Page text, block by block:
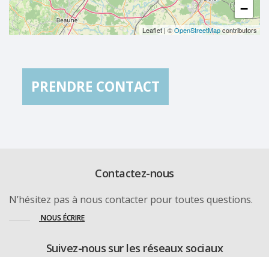
−
Leaflet | ©OpenStreetMapcontributors
PRENDRE CONTACT
Contactez-nous
N’hésitez pas à nous contacter pour toutes questions.
NOUS ÉCRIRE
Suivez-nous sur les réseaux sociaux